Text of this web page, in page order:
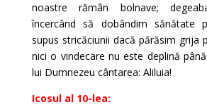
noastre rămân bolnave;
încercând să dobândim sănătate
supus stricăciunii dacă părăsim grija
nici o vindecare nu este deplină
lui Dumnezeu cântarea: Aliluia!
Icosul al 10-lea: